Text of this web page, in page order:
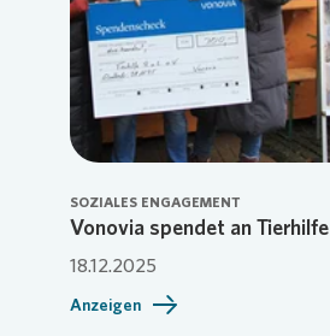
SOZIALES ENGAGEMENT
Vonovia spendet an Tierhilfe
18.12.2025
Anzeigen